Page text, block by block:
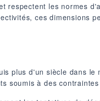
respectent les normes
ces dimensions
plus d'un siècle dans le
soumis à des